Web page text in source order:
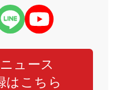
ュース
はこちら